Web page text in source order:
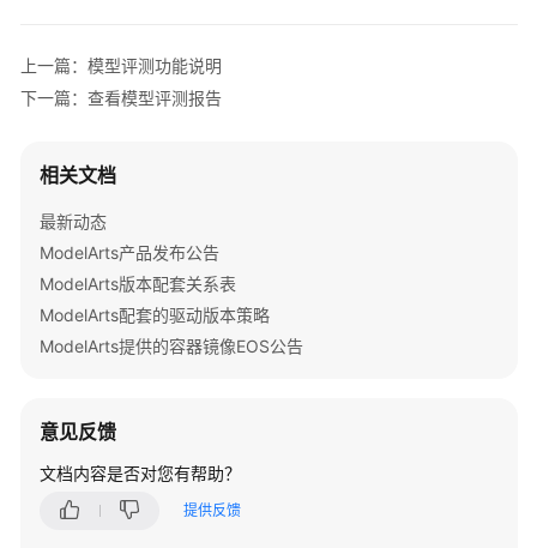
上一篇：模型评测功能说明
下一篇：查看模型评测报告
相关文档
最新动态
ModelArts产品发布公告
ModelArts版本配套关系表
ModelArts配套的驱动版本策略
ModelArts提供的容器镜像EOS公告
意见反馈
文档内容是否对您有帮助？
提供反馈